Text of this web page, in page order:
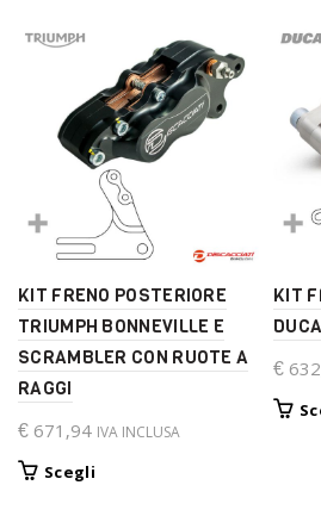
varianti.
Le
opzioni
possono
essere
scelte
nella
pagina
del
prodotto
KIT FRENO POSTERIORE
TRIUMPH BONNEVILLE E
SCRAMBLER CON RUOTE A
RAGGI
€671,94 IVA INCLUSA
ScegliQuesto
KIT
€